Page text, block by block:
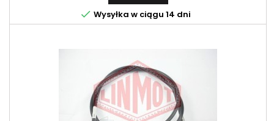
 Wysyłka w ciągu 14 dni